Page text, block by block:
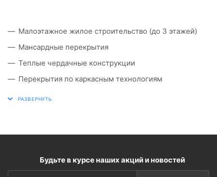
Малоэтажное жилое строительство (до 3 этажей)
Мансардные перекрытия
Теплые чердачные конструкции
Перекрытия по каркасным технологиям
Реконструкция старых зданий
Будьте в курсе наших акций и новостей